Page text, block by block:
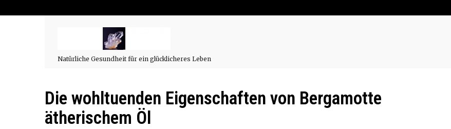
Natürliche Gesundheit für ein glücklicheres Leben
Die wohltuenden Eigenschaften von Bergamotte
ätherischem Öl